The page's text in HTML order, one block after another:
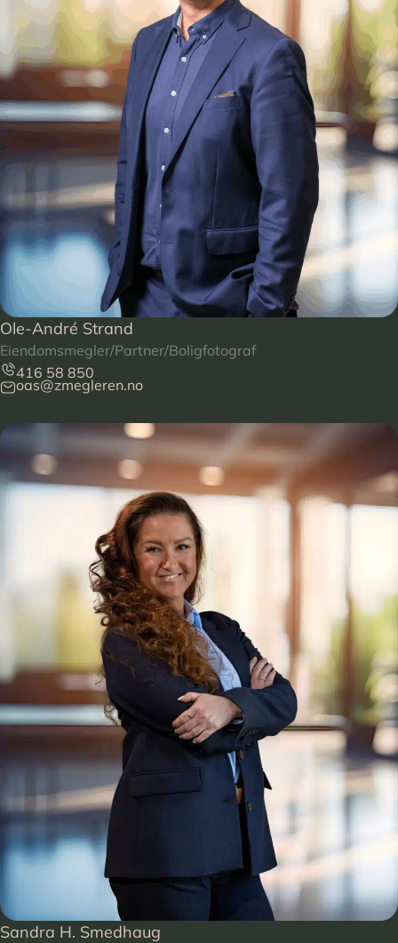
Ole-André Strand
Eiendomsmegler/Partner/Boligfotograf
416 58 850
oas@zmegleren.no
Sandra H. Smedhaug